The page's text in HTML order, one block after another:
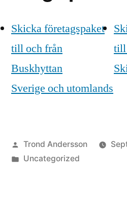
Skicka företagspaket
till och från
Buskhyttan
till
Sverige och utomlands
Posted
by
Trond Andersson
Posted
Uncategorized